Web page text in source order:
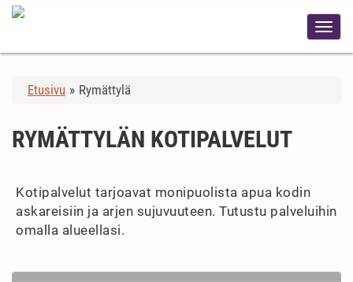
Etusivu » Rymättylä
RYMÄTTYLÄN KOTIPALVELUT
Kotipalvelut tarjoavat monipuolista apua kodin
askareisiin ja arjen sujuvuuteen. Tutustu palveluihin
omalla alueellasi.